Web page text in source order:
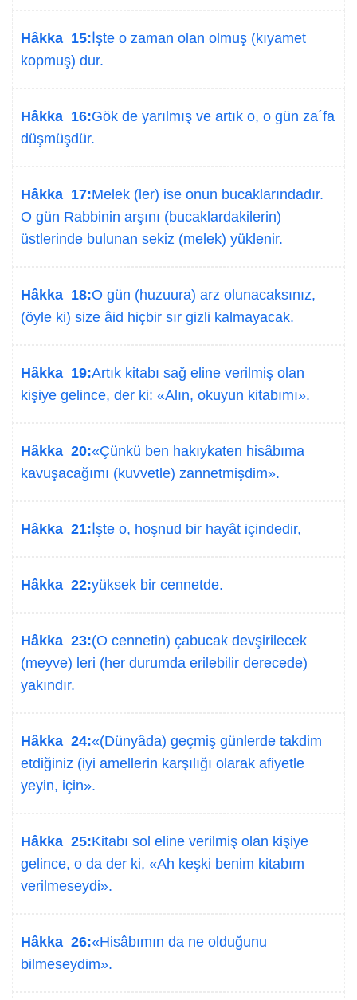
Hâkka 15:İşte o zaman olan olmuş (kıyamet
kopmuş) dur.
Hâkka 16:Gök de yarılmış ve artık o, o gün za´fa
düşmüşdür.
Hâkka 17:Melek (ler) ise onun bucaklarındadır.
O gün Rabbinin arşını (bucaklardakilerin)
üstlerinde bulunan sekiz (melek) yüklenir.
Hâkka 18:O gün (huzuura) arz olunacaksınız,
(öyle ki) size âid hiçbir sır gizli kalmayacak.
Hâkka 19:Artık kitabı sağ eline verilmiş olan
kişiye gelince, der ki: «Alın, okuyun kitabımı».
Hâkka 20:«Çünkü ben hakıykaten hisâbıma
kavuşacağımı (kuvvetle) zannetmişdim».
Hâkka 21:İşte o, hoşnud bir hayât içindedir,
Hâkka 22:yüksek bir cennetde.
Hâkka 23:(O cennetin) çabucak devşirilecek
(meyve) leri (her durumda erilebilir derecede)
yakındır.
Hâkka 24:«(Dünyâda) geçmiş günlerde takdim
etdiğiniz (iyi amellerin karşılığı olarak afiyetle
yeyin, için».
Hâkka 25:Kitabı sol eline verilmiş olan kişiye
gelince, o da der ki, «Ah keşki benim kitabım
verilmeseydi».
Hâkka 26:«Hisâbımın da ne olduğunu
bilmeseydim».